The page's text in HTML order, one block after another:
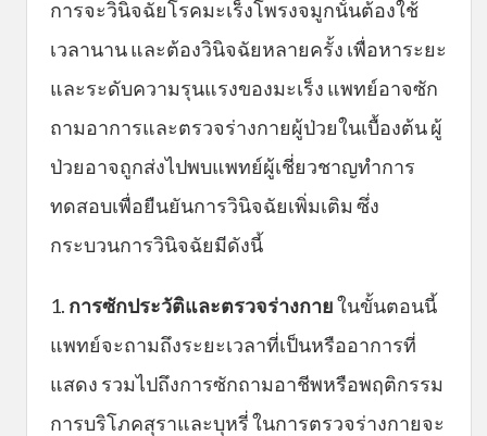
การจะวินิจฉัยโรคมะเร็งโพรงจมูกนั้นต้องใช้
เวลานาน และต้องวินิจฉัยหลายครั้ง เพื่อหาระยะ
และระดับความรุนแรงของมะเร็ง แพทย์อาจซัก
ถามอาการและตรวจร่างกายผู้ป่วยในเบื้องต้น ผู้
ป่วยอาจถูกส่งไปพบแพทย์ผู้เชี่ยวชาญทำการ
ทดสอบเพื่อยืนยันการวินิจฉัยเพิ่มเติม ซึ่ง
กระบวนการวินิจฉัยมีดังนี้
1. การซักประวัติและตรวจร่างกายในขั้นตอนนี้
แพทย์จะถามถึงระยะเวลาที่เป็นหรืออาการที่
แสดง รวมไปถึงการซักถามอาชีพหรือพฤติกรรม
การบริโภคสุราและบุหรี่ ในการตรวจร่างกายจะ